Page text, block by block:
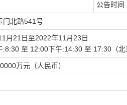
公告时间
门北路541号
月21日至2022年11月23日
:8:30 至 12:00下午:14:30 至 17:30（北
万元（人民币）